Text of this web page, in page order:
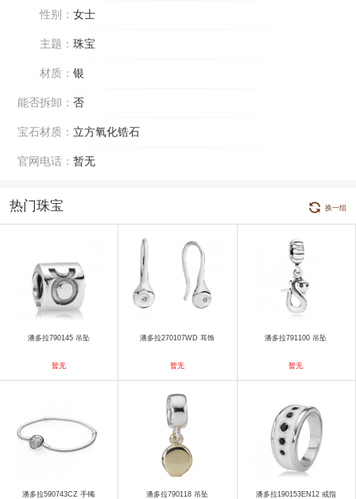
性别： 女士
主题： 珠宝
材质： 银
能否拆卸： 否
宝石材质： 立方氧化锆石
官网电话： 暂无
热门珠宝 换一组
潘多拉790145 吊坠
暂无
潘多拉270107WD 耳饰
暂无
潘多拉791100 吊坠
暂无
潘多拉590743CZ 手镯 潘多拉790118 吊坠 潘多拉190153EN12 戒指